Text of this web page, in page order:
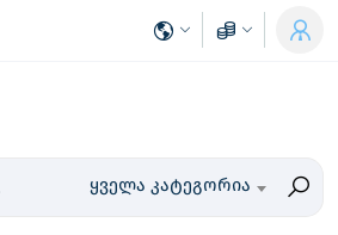
ყველა კატეგორია